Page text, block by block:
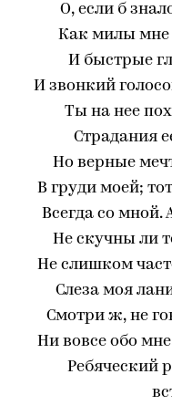
О, если б
Как милы мне
И быстрые
И звонкий
Ты на нее
Страдания
Но верные
В груди моей;
Всегда со
Не скучны ли
Не слишком
Слеза моя
Смотри ж, не
Ни вовсе обо
Ребяческий